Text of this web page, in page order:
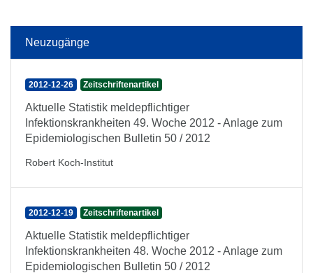
Neuzugänge
2012-12-26 Zeitschriftenartikel
Aktuelle Statistik meldepflichtiger
Infektionskrankheiten 49. Woche 2012 - Anlage zum
Epidemiologischen Bulletin 50 / 2012
Robert Koch-Institut
2012-12-19 Zeitschriftenartikel
Aktuelle Statistik meldepflichtiger
Infektionskrankheiten 48. Woche 2012 - Anlage zum
Epidemiologischen Bulletin 50 / 2012